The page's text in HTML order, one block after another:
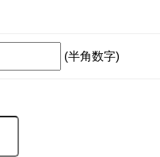
(半角数字)